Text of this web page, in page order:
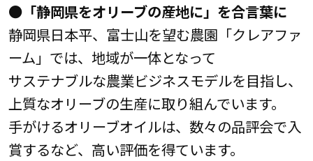
●「静岡県をオリーブの産地に」を合言葉に
静岡県日本平、富士山を望む農園「クレアファ
ーム」では、地域が一体となって
サステナブルな農業ビジネスモデルを目指し、
上質なオリーブの生産に取り組んでいます。
手がけるオリーブオイルは、数々の品評会で入
賞するなど、高い評価を得ています。